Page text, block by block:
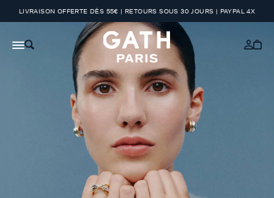
LIVRAISON OFFERTE DÈS 55€ | RETOURS SOUS 30 JOURS | PAYPAL 4X